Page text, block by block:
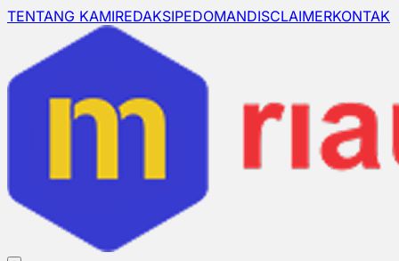
TENTANG KAMIREDAKSIPEDOMANDISCLAIMERKONTAK